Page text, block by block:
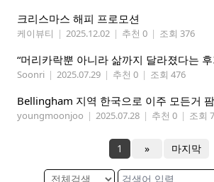
크리스마스 해피 프로모션
케이뷰티 | 2025.12.02 | 추천 0 | 조회 376
Soonri | 2025.07.29 | 추천 0 | 조회 476
Bellingham 지역 한국으로 이주 모든거
youngmoonjoo | 2025.07.28 | 추천 0 | 조회
1 » 마지막